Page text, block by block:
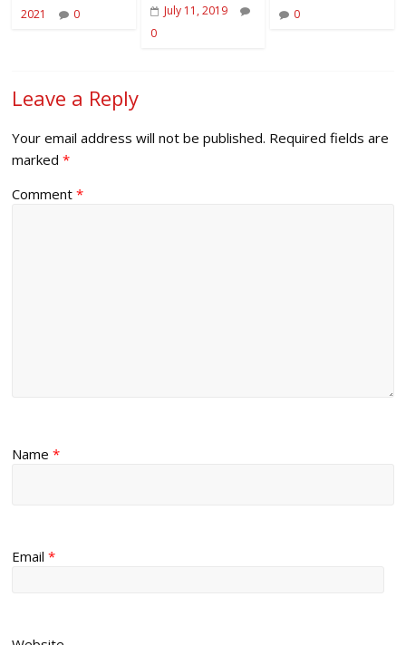
2021
0
July 11, 2019
0
0
Leave a Reply
Your email address will not be published. Required fields are
marked*
Comment*
Name*
Email*